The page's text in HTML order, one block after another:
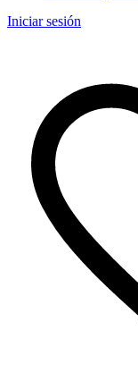
Iniciar sesión